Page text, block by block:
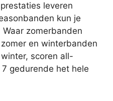
leveren
kun je
zomerbanden
en winterbanden
scoren all-
gedurende het hele